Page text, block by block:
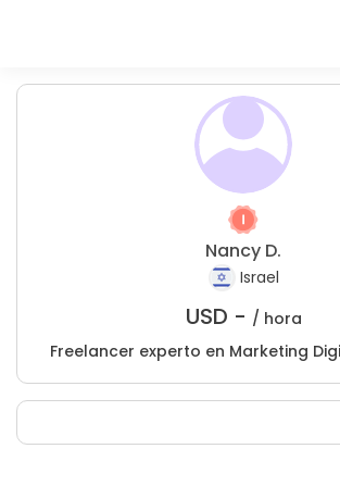
Nancy D.
Israel
USD - / hora
Freelancer experto en Marketing